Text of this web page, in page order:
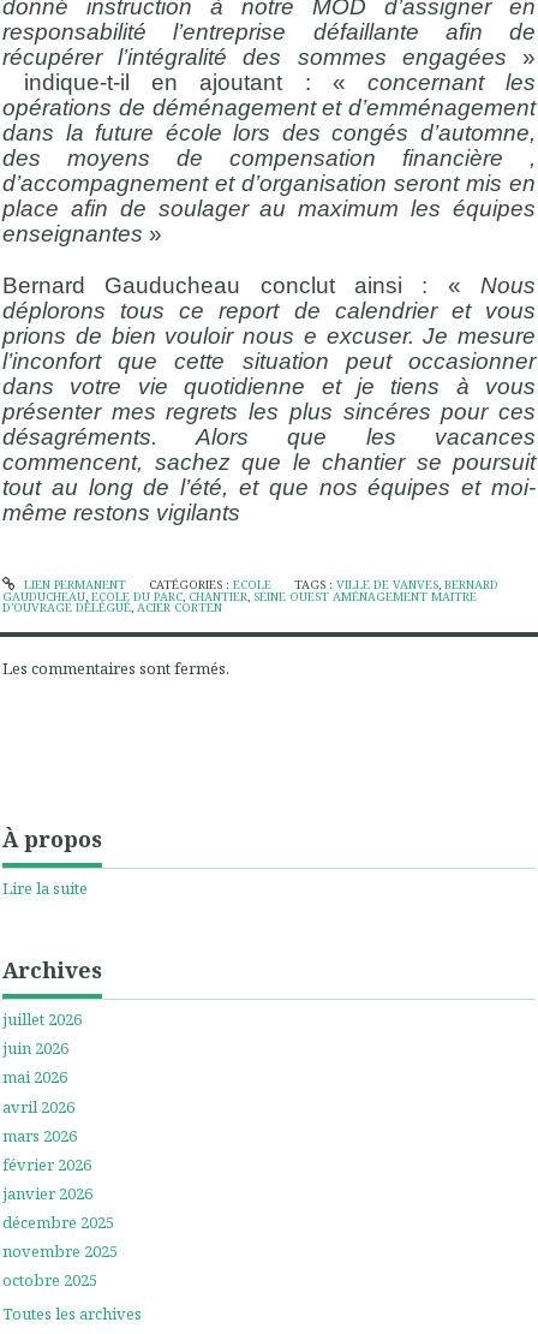
donné instruction à notre MOD d’assigner en
responsabilité l’entreprise défaillante afin de
récupérer l’intégralité des sommes engagées »
indique-t-il en ajoutant : « concernant les
opérations de déménagement et d’emménagement
dans la future école lors des congés d’automne,
des moyens de compensation financière ,
d’accompagnement et d’organisation seront mis en
place afin de soulager au maximum les équipes
enseignantes »
Bernard Gauducheau conclut ainsi : « Nous
déplorons tous ce report de calendrier et vous
prions de bien vouloir nous e excuser. Je mesure
l’inconfort que cette situation peut occasionner
dans votre vie quotidienne et je tiens à vous
présenter mes regrets les plus sincéres pour ces
désagréments. Alors que les vacances
commencent, sachez que le chantier se poursuit
tout au long de l’été, et que nos équipes et moi-
même restons vigilants
LIEN PERMANENT CATÉGORIES : ECOLE TAGS :VILLE DE VANVES,BERNARD
GAUDUCHEAU, ECOLE DU PARC, CHANTIER, SEINE OUEST AMÉNAGEMENT MAITRE
D’OUVRAGE DÉLÉGUÉ, ACIER CORTEN
Les commentaires sont fermés.
À propos
Lire la suite
Archives
juillet 2026
juin 2026
mai 2026
avril 2026
mars 2026
février 2026
janvier 2026
décembre 2025
novembre 2025
octobre 2025
Toutes les archives